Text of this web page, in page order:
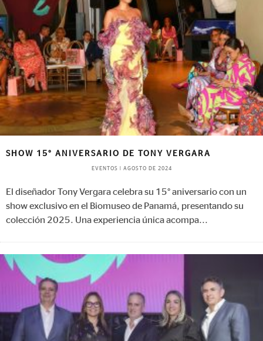
SHOW 15° ANIVERSARIO DE TONY VERGARA
EVENTOS AGOSTO DE 2024
El diseñador Tony Vergara celebra su 15° aniversario con un
show exclusivo en el Biomuseo de Panamá, presentando su
colección 2025. Una experiencia única acompa...